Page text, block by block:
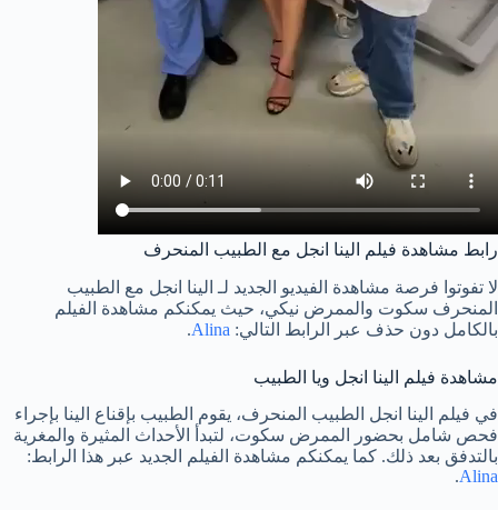
رابط مشاهدة فيلم الينا انجل مع الطبيب المنحرف
لا تفوتوا فرصة مشاهدة الفيديو الجديد لـ الينا انجل مع الطبيب
المنحرف سكوت والممرض نيكي، حيث يمكنكم مشاهدة الفيلم
بالكامل دون حذف عبر الرابط التالي: Alina
.
مشاهدة فيلم الينا انجل ويا الطبيب
في فيلم الينا انجل الطبيب المنحرف، يقوم الطبيب بإقناع الينا بإجراء
فحص شامل بحضور الممرض سكوت، لتبدأ الأحداث المثيرة والمغرية
بالتدفق بعد ذلك. كما يمكنكم مشاهدة الفيلم الجديد عبر هذا الرابط:
Alina
.